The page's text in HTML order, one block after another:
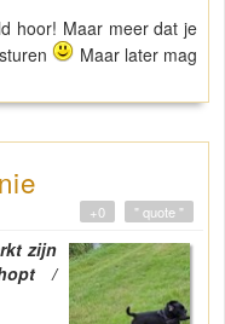
hoor! Maar meer dat je
Maar later mag
" quote "
+0
zijn
/